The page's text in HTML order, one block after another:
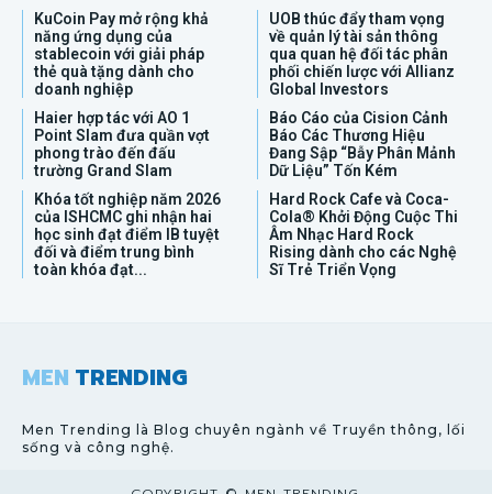
KuCoin Pay mở rộng khả
năng ứng dụng của
stablecoin với giải pháp
thẻ quà tặng dành cho
doanh nghiệp
UOB thúc đẩy tham vọng
về quản lý tài sản thông
qua quan hệ đối tác phân
phối chiến lược với Allianz
Global Investors
Haier hợp tác với AO 1
Point Slam đưa quần vợt
phong trào đến đấu
trường Grand Slam
Báo Cáo của Cision Cảnh
Báo Các Thương Hiệu
Đang Sập “Bẫy Phân Mảnh
Dữ Liệu” Tốn Kém
Khóa tốt nghiệp năm 2026
của ISHCMC ghi nhận hai
học sinh đạt điểm IB tuyệt
đối và điểm trung bình
toàn khóa đạt...
Hard Rock Cafe và Coca-
Cola® Khởi Động Cuộc Thi
Âm Nhạc Hard Rock
Rising dành cho các Nghệ
Sĩ Trẻ Triển Vọng
MEN TRENDING
Men Trending là Blog chuyên ngành về Truyền thông, lối
sống và công nghệ.